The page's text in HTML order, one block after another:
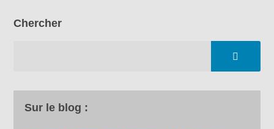
Chercher
Sur le blog :